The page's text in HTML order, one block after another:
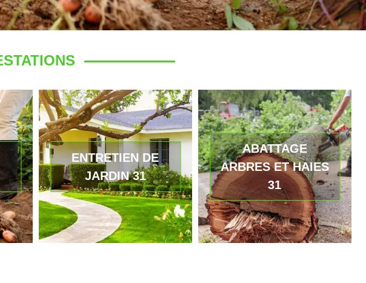
ENTRETIEN DE
JARDIN 31
ABATTAGE
ARBRES ET HAIES
31